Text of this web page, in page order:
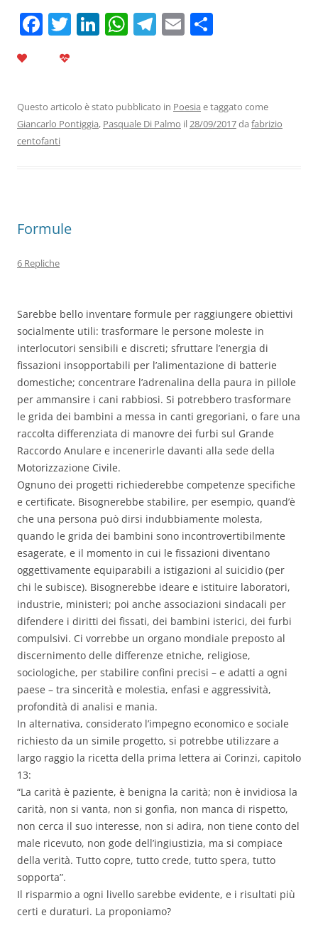
F
b
o
T Li
dI
n
W
A
p
T
a
m
E
vi
di
Questo articolo è stato pubblicato in Poesia e taggato come
Giancarlo Pontiggia, Pasquale Di Palmo il28/09/2017da fabrizio
centofanti
Formule
6 Repliche
Sarebbe bello inventare formule per raggiungere obiettivi
socialmente utili: trasformare le persone moleste in
interlocutori sensibili e discreti; sfruttare l’energia di
fissazioni insopportabili per l’alimentazione di batterie
domestiche; concentrare l’adrenalina della paura in pillole
per ammansire i cani rabbiosi. Si potrebbero trasformare
le grida dei bambini a messa in canti gregoriani, o fare una
raccolta differenziata di manovre dei furbi sul Grande
Raccordo Anulare e incenerirle davanti alla sede della
Motorizzazione Civile.
Ognuno dei progetti richiederebbe competenze specifiche
e certificate. Bisognerebbe stabilire, per esempio, quand’è
che una persona può dirsi indubbiamente molesta,
quando le grida dei bambini sono incontrovertibilmente
esagerate, e il momento in cui le fissazioni diventano
oggettivamente equiparabili a istigazioni al suicidio (per
chi le subisce). Bisognerebbe ideare e istituire laboratori,
industrie, ministeri; poi anche associazioni sindacali per
difendere i diritti dei fissati, dei bambini isterici, dei furbi
compulsivi. Ci vorrebbe un organo mondiale preposto al
discernimento delle differenze etniche, religiose,
sociologiche, per stabilire confini precisi – e adatti a ogni
paese – tra sincerità e molestia, enfasi e aggressività,
profondità di analisi e mania.
In alternativa, considerato l’impegno economico e sociale
richiesto da un simile progetto, si potrebbe utilizzare a
largo raggio la ricetta della prima lettera ai Corinzi, capitolo
13:
“La carità è paziente, è benigna la carità; non è invidiosa la
carità, non si vanta, non si gonfia, non manca di rispetto,
non cerca il suo interesse, non si adira, non tiene conto del
male ricevuto, non gode dell’ingiustizia, ma si compiace
della verità. Tutto copre, tutto crede, tutto spera, tutto
sopporta”.
Il risparmio a ogni livello sarebbe evidente, e i risultati più
certi e duraturi. La proponiamo?